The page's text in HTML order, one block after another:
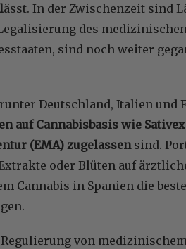
ässt. In der Zwischenzeit sind
des
sind noch weiter
Deutschland, Italien und
auf Cannabisbasis wie
(EMA) zugelassensind.
oder Blüten auf
Cannabis in Spanien die
von